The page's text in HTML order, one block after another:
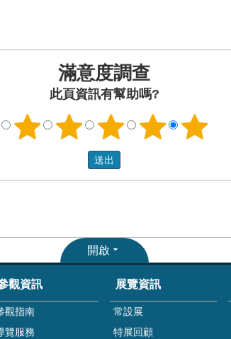
滿意度調查
此頁資訊有幫助嗎?
開啟
觀資訊
觀指南
覽服務
展覽資訊
常設展
特展回顧